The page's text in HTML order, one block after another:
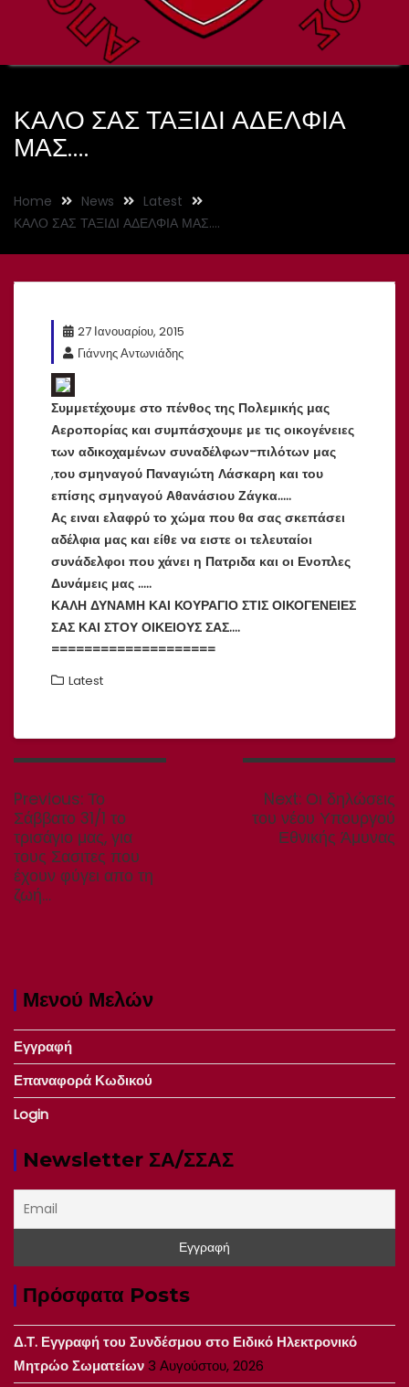
ΚΑΛΟ ΣΑΣ ΤΑΞΙΔΙ ΑΔΕΛΦΙΑ
ΜΑΣ….
Home News
Latest
ΚΑΛΟ ΣΑΣ ΤΑΞΙΔΙ ΑΔΕΛΦΙΑ ΜΑΣ….
27 Ιανουαρίου, 2015
Γιάννης Αντωνιάδης
Συμμετέχουμε στο πένθος της Πολεμικής μας
Αεροπορίας και συμπάσχουμε με τις οικογένειες
των αδικοχαμένων συναδέλφων-πιλότων μας
,του σμηναγού Παναγιώτη Λάσκαρη και του
επίσης σμηναγού Αθανάσιου Ζάγκα…..
Ας ειναι ελαφρύ το χώμα που θα σας σκεπάσει
αδέλφια μας και είθε να ειστε οι τελευταίοι
συνάδελφοι που χάνει η Πατριδα και οι Ενοπλες
Δυνάμεις μας …..
ΚΑΛΗ ΔΥΝΑΜΗ ΚΑΙ ΚΟΥΡΑΓΙΟ ΣΤΙΣ ΟΙΚΟΓΕΝΕΙΕΣ
ΣΑΣ ΚΑΙ ΣΤΟΥ ΟΙΚΕΙΟΥΣ ΣΑΣ….
====================
Latest
Πλοήγηση
Previous: Previous
post:
Το
Σάββατο 31/1 το
τρισάγιο μας, για
τους Σασιτες που
έχουν φύγει απο τη
ζωή…
Next: Next
post:
Οι δηλώσεις
του νέου Υπουργού
Εθνικής Άμυνας
Μενού Μελών
Εγγραφή
Επαναφορά Κωδικού
Login
Newsletter ΣΑ/ΣΣΑΣ
Πρόσφατα Posts
Δ.Τ. Εγγραφή του Συνδέσμου στο Ειδικό Ηλεκτρονικό
Μητρώο Σωματείων3 Αυγούστου, 2026